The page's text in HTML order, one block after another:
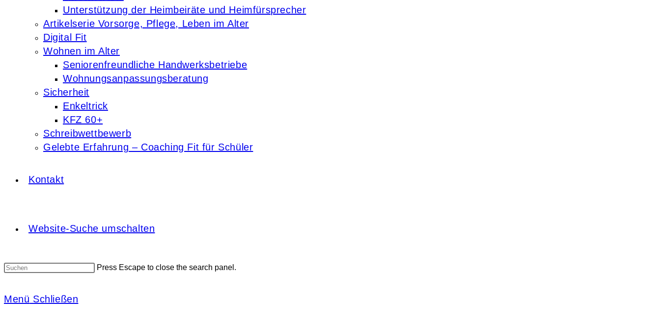
Unterstützung der Heimbeiräte und Heimfürsprecher
Artikelserie Vorsorge, Pflege, Leben im Alter
Digital Fit
Wohnen im Alter
Seniorenfreundliche Handwerksbetriebe
Wohnungsanpassungsberatung
Sicherheit
Enkeltrick
KFZ 60+
Schreibwettbewerb
Gelebte Erfahrung – Coaching Fit für Schüler
Kontakt
Website-Suche umschalten
Press Escape to close the search panel.
Menü Schließen